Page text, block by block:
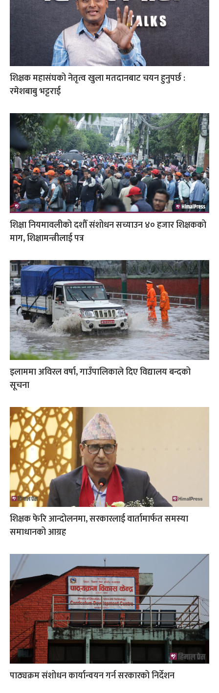
शिक्षक महासंघको नेतृत्व खुला मतदानबाट चयन हुनुपर्छ :
रमेशबाबु भट्टराई
शिक्षा नियमावलीको दशौँ संशोधन सच्याउन ४० हजार शिक्षकको
माग, शिक्षामन्त्रीलाई पत्र
इलाममा अविरल वर्षा, गाउँपालिकाले दिए विद्यालय बन्दको
सूचना
शिक्षक फेरि आन्दोलनमा, सरकारलाई वार्तामार्फत समस्या
समाधानको आग्रह
पाठ्यक्रम संशोधन कार्यान्वयन गर्न सरकारको निर्देशन